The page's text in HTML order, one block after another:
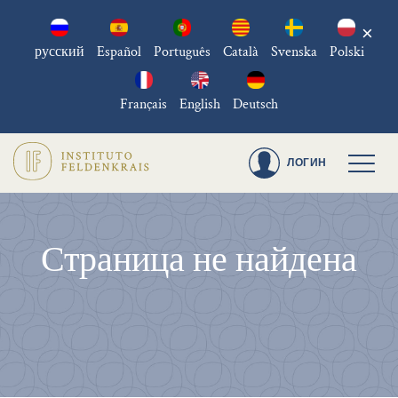
русский Español Português Català Svenska Polski
Français English Deutsch
×
ЛОГИН
Страница не найдена